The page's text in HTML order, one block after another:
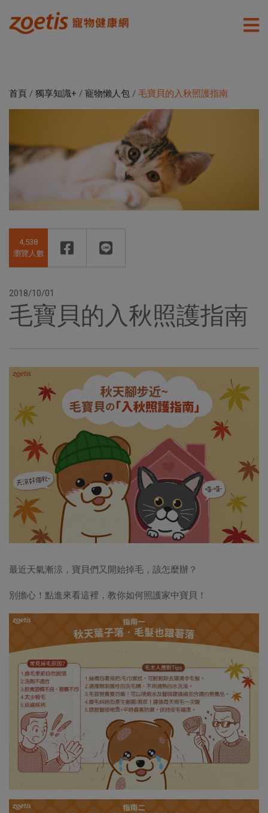
首頁 / 獨享知識+ / 寵物懶人包 / 毛寶貝的入秋照護指南
4,538
瀏覽人數
2018/10/01
毛寶貝的入秋照護指南
最近天氣漸涼，寶貝們又開始掉毛，該怎麼辦？
別擔心！點進來看這裡，教你如何照護家中寶貝！